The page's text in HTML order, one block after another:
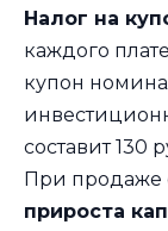
Налог на
каждого
купон
составит 130
При продаже
прироста